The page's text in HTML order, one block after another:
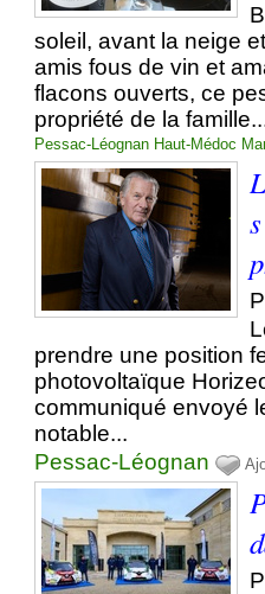
soleil, avant la neige
amis fous de vin et
flacons ouverts, ce
propriété de la
Pessac-Léognan Haut-Médoc
prendre une position
photovoltaïque
communiqué envoyé
notable...
Pessac-Léognan